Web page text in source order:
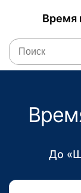
Время
До